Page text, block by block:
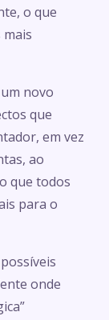
o que
mais
novo
que
em vez
ao
que todos
para o
onde